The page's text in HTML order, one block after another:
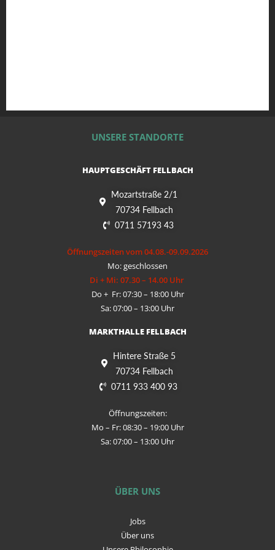
UNSERE STANDORTE
HAUPTGESCHÄFT FELLBACH
Mozartstraße 2/1
70734 Fellbach
0711 57193 43
Öffnungszeiten vom 04.08.-09.09.2026
Mo: geschlossen
Di + Mi: 07.30 – 14.00 Uhr
Do + Fr: 07:30 – 18:00 Uhr
Sa: 07:00 – 13:00 Uhr
MARKTHALLE FELLBACH
Hintere Straße 5
70734 Fellbach
0711 933 400 93
Öffnungszeiten:
Mo – Fr: 08:30 – 19:00 Uhr
Sa: 07:00 – 13:00 Uhr
ÜBER UNS
Jobs
Über uns